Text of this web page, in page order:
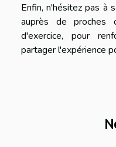
Enfin, n'hésitez pas à
auprès de proches
d'exercice, pour
partager l'expérience